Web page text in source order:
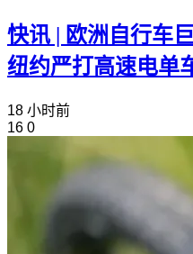
快讯 | 欧洲自行车
纽约严打高速电单
18 小时前
16 0